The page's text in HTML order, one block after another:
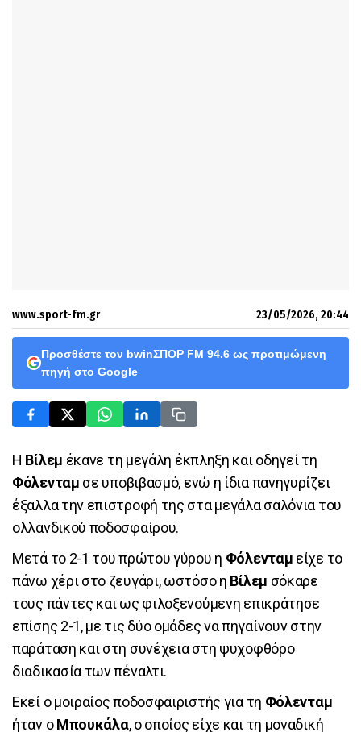
www.sport-fm.gr 23/05/2026, 20:44
Προσθέστε τον bwinΣΠΟΡ FM 94.6 ως προτιμώμενη
πηγή στο Google
Η Βίλεμ έκανε τη μεγάλη έκπληξη και οδηγεί τη
Φόλενταμ σε υποβιβασμό, ενώ η ίδια πανηγυρίζει
έξαλλα την επιστροφή της στα μεγάλα σαλόνια του
ολλανδικού ποδοσφαίρου.
Μετά το 2-1 του πρώτου γύρου η Φόλενταμ είχε το
πάνω χέρι στο ζευγάρι, ωστόσο η Βίλεμ σόκαρε
τους πάντες και ως φιλοξενούμενη επικράτησε
επίσης 2-1, με τις δύο ομάδες να πηγαίνουν στην
παράταση και στη συνέχεια στη ψυχοφθόρο
διαδικασία των πέναλτι.
Εκεί ο μοιραίος ποδοσφαιριστής για τη Φόλενταμ
ήταν οΜπουκάλα, ο οποίος είχε και τη μοναδική